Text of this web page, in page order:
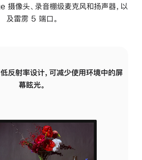
像头、录音棚级麦克风和扬声器，以
及雷雳 5 端口。
反射率设计，可减少使用环境中的屏
幕眩光。